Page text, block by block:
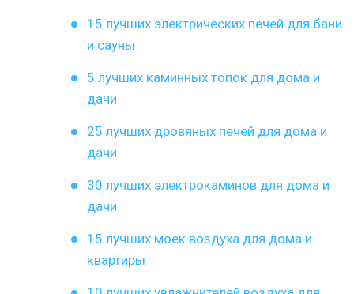
15 лучших электрических печей для бани
и сауны
5 лучших каминных топок для дома и
дачи
25 лучших дровяных печей для дома и
дачи
30 лучших электрокаминов для дома и
дачи
15 лучших моек воздуха для дома и
квартиры